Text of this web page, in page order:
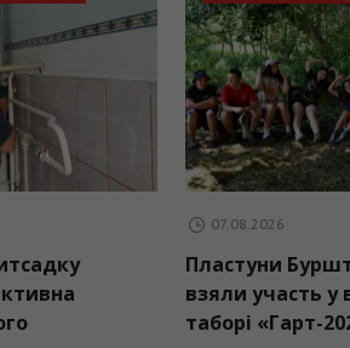
СУСПІЛЬСТВО
У Болехівському дитсадку
“Веселка” триває активна
підготовка до нового